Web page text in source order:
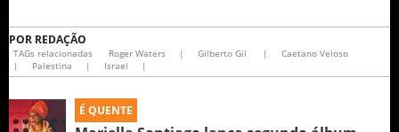
POR REDAÇÃO
TAGs relacionadas Roger Waters | Gilberto Gil |
Caetano Veloso
|
Palestina | Israel |
É QUENTE